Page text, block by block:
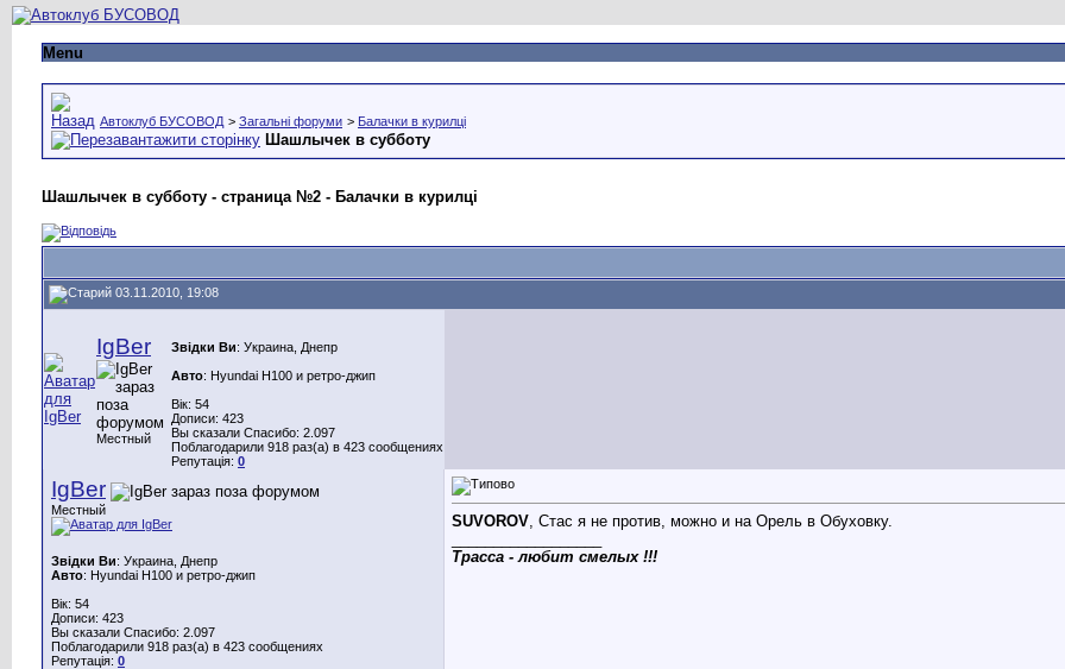
Menu
Автоклуб БУСОВОД > Загальні форуми > Балачки в курилці
Шашлычек в субботу
Шашлычек в субботу - страница №2 - Балачки в курилці
03.11.2010, 19:08
IgBer
Местный
Звідки Ви: Украина, Днепр
Авто: Hyundai H100 и ретро-джип
Вік: 54
Дописи: 423
Вы сказали Спасибо: 2.097
Поблагодарили 918 раз(а) в 423 сообщениях
Репутація: 0
IgBer
Местный
Звідки Ви: Украина, Днепр
Авто: Hyundai H100 и ретро-джип
Вік: 54
Дописи: 423
Вы сказали Спасибо: 2.097
Поблагодарили 918 раз(а) в 423 сообщениях
Репутація: 0
SUVOROV , Стас я не против, можно и на Орель в Обуховку.
Трасса - любит смелых !!!